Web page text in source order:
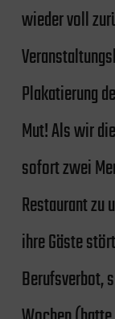
wieder voll
Plakatierung
Mut! Als wir
sofort zwei
Restaurant zu
ihre Gäste
Berufsverbot,